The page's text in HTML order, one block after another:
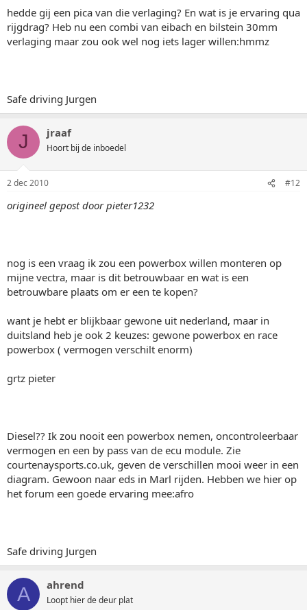
hedde gij een pica van die verlaging? En wat is je ervaring qua
rijgdrag? Heb nu een combi van eibach en bilstein 30mm
verlaging maar zou ook wel nog iets lager willen:hmmz
Safe driving Jurgen
J jraaf
Hoort bij de inboedel
2 dec 2010 #12
origineel gepost door pieter1232
nog is een vraag ik zou een powerbox willen monteren op
mijne vectra, maar is dit betrouwbaar en wat is een
betrouwbare plaats om er een te kopen?
want je hebt er blijkbaar gewone uit nederland, maar in
duitsland heb je ook 2 keuzes: gewone powerbox en race
powerbox ( vermogen verschilt enorm)
grtz pieter
Diesel?? Ik zou nooit een powerbox nemen, oncontroleerbaar
vermogen en een by pass van de ecu module. Zie
courtenaysports.co.uk, geven de verschillen mooi weer in een
diagram. Gewoon naar eds in Marl rijden. Hebben we hier op
het forum een goede ervaring mee:afro
Safe driving Jurgen
A ahrend
Loopt hier de deur plat